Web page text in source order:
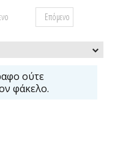
Επόμενο
ούτε
φάκελο.